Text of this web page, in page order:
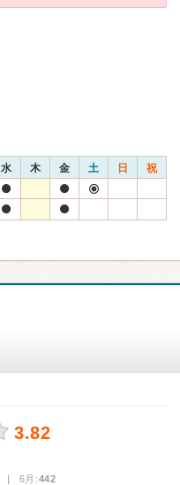
水 木 金 土 日 祝
3.82
| 6月:442